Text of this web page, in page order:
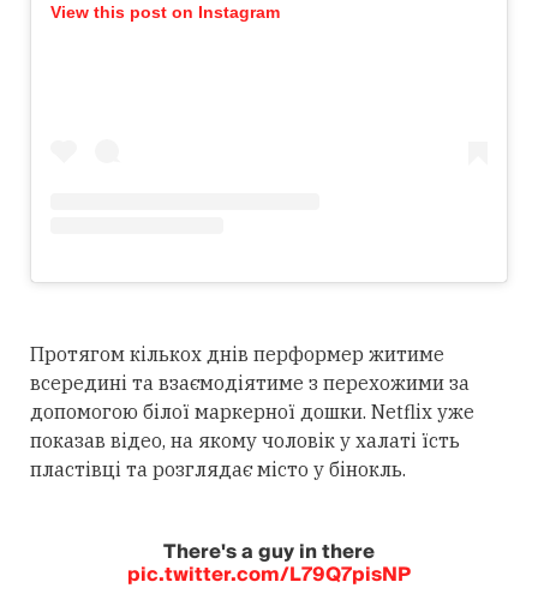
View this post on Instagram
Протягом кількох днів перформер житиме
всередині та взаємодіятиме з перехожими за
допомогою білої маркерної дошки. Netflix уже
показав відео, на якому чоловік у халаті їсть
пластівці та розглядає місто у бінокль.
There's a guy in there
pic.twitter.com/L79Q7pisNP